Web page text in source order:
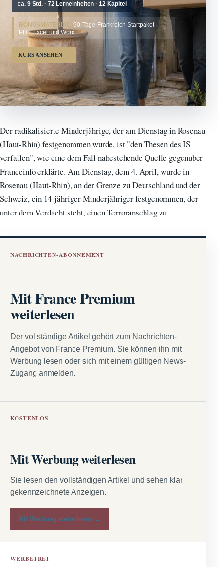
ca. 9 Std. · 72 Lerneinheiten · 12 Kapitel
BONUSMATERIAL: 90-Tage-Frankreich-Startpaket ·
PDF, Excel und Word
KURS ANSEHEN →
Der radikalisierte Minderjährige, der am Dienstag in Rosenau
(Haut-Rhin) festgenommen wurde, ist "den Thesen des IS
verfallen", wie eine dem Fall nahestehende Quelle gegenüber
Franceinfo erklärte. Am Dienstag, dem 4. April, wurde in
Rosenau (Haut-Rhin), an der Grenze zu Deutschland und der
Schweiz, ein 14-jähriger Minderjähriger festgenommen, der
unter dem Verdacht steht, einen Terroranschlag zu…
NACHRICHTEN-ABONNEMENT
Mit France Premium
weiterlesen
Der vollständige Artikel gehört zum Nachrichten-
Angebot von France Premium. Sie können ihn mit
Werbung lesen oder sich mit einem gültigen News-
Zugang anmelden.
KOSTENLOS
Mit Werbung weiterlesen
Sie lesen den vollständigen Artikel und sehen klar
gekennzeichnete Anzeigen.
Mit Werbung weiterlesen →
WERBEFREI